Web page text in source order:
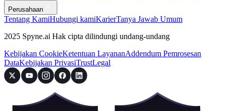
Perusahaan
Tentang KamiHubungi kamiKarierTanya Jawab Umum
2025 Spyne.ai Hak cipta dilindungi undang-undang
Kebijakan CookieKetentuan LayananAddendum Pemrosesan
DataKebijakan PrivasiTrustLegal